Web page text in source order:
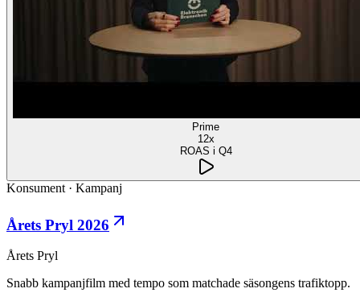
Prime
12x
ROAS i Q4
Konsument · Kampanj
Årets Pryl 2026
Årets Pryl
Snabb kampanjfilm med tempo som matchade säsongens trafiktopp.